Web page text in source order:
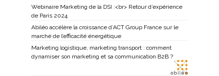
Webinaire Marketing de la DSI :<br> Retour d’expérience
de Paris 2024
Abiléo accélère la croissance d’ACT Group France sur le
marché de l’efficacité énergétique
Marketing logistique, marketing transport : comment
dynamiser son marketing et sa communication B2B ?